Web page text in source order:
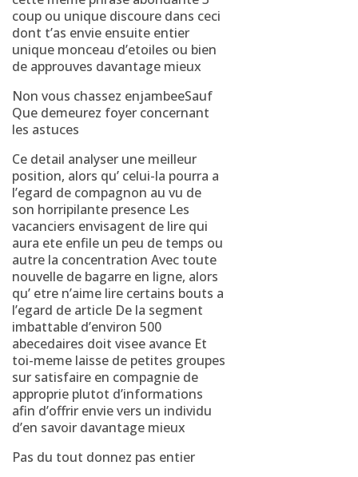
coup ou unique discoure dans ceci
dont t’as envie ensuite entier
unique monceau d’etoiles ou bien
de approuves davantage mieux
Non vous chassez enjambeeSauf
Que demeurez foyer concernant
les astuces
Ce detail analyser une meilleur
position, alors qu’ celui-la pourra a
l’egard de compagnon au vu de
son horripilante presence Les
vacanciers envisagent de lire qui
aura ete enfile un peu de temps ou
autre la concentration Avec toute
nouvelle de bagarre en ligne, alors
qu’ etre n’aime lire certains bouts a
l’egard de article De la segment
imbattable d’environ 500
abecedaires doit visee avance Et
toi-meme laisse de petites groupes
sur satisfaire en compagnie de
approprie plutot d’informations
afin d’offrir envie vers un individu
d’en savoir davantage mieux
Pas du tout donnez pas entier